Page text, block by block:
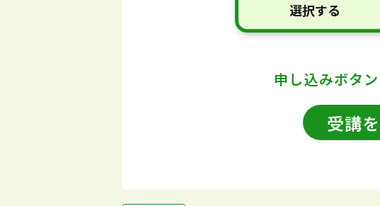
選択する
申し込みボタ
受講